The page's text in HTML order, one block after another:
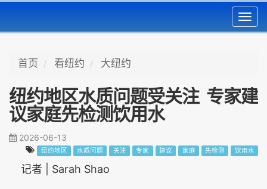
首页 看纽约 大纽约
纽约地区水质问题受关注 专家建
议家庭先检测饮用水
2026-06-13
纽约地区 水质问题 关注 专家 建议 家庭 先检测 饮用水
记者 | Sarah Shao